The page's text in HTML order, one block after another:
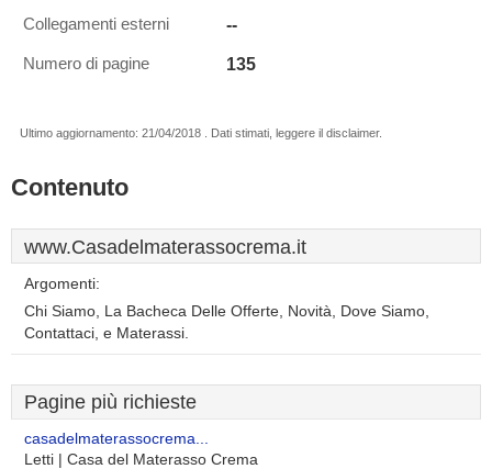
Collegamenti esterni --
Numero di pagine 135
Ultimo aggiornamento: 21/04/2018 . Dati stimati, leggere il disclaimer.
Contenuto
www.Casadelmaterassocrema.it
Argomenti:
Chi Siamo, La Bacheca Delle Offerte, Novità, Dove Siamo,
Contattaci, e Materassi.
Pagine più richieste
casadelmaterassocrema...
Letti | Casa del Materasso Crema